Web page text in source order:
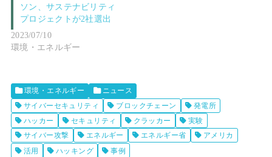
ソン、サステナビリティ
プロジェクトが2社選出
2023/07/10
環境・エネルギー
環境・エネルギー
ニュース
サイバーセキュリティ
ブロックチェーン
発電所
ハッカー
セキュリティ クラッカー
実験
サイバー攻撃
エネルギー エネルギー省
アメリカ
活用
ハッキング 事例